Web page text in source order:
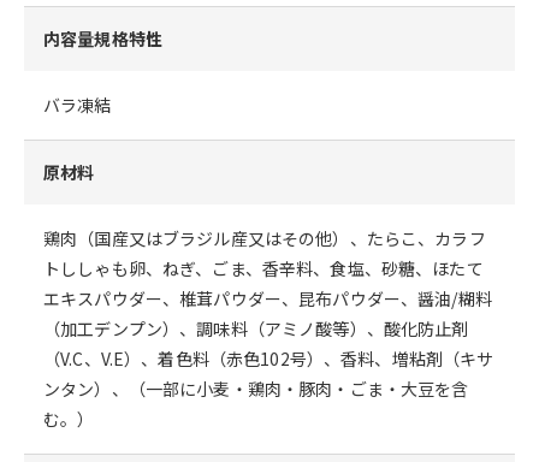
内容量規格特性
バラ凍結
原材料
鶏肉（国産又はブラジル産又はその他）、たらこ、カラフ
トししゃも卵、ねぎ、ごま、香辛料、食塩、砂糖、ほたて
エキスパウダー、椎茸パウダー、昆布パウダー、醤油/糊料
（加工デンプン）、調味料（アミノ酸等）、酸化防止剤
（V.C、V.E）、着色料（赤色102号）、香料、増粘剤（キサ
ンタン）、（一部に小麦・鶏肉・豚肉・ごま・大豆を含
む。）